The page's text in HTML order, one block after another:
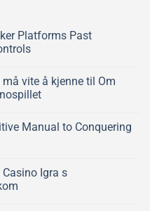
Platforms Past
vite å kjenne til Om
Manual to Conquering
Igra s